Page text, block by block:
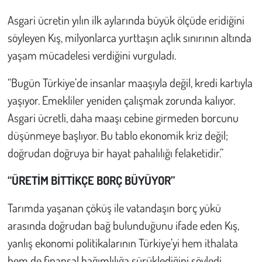
Asgari ücretin yılın ilk aylarında büyük ölçüde eridiğini
söyleyen Kış, milyonlarca yurttaşın açlık sınırının altında
yaşam mücadelesi verdiğini vurguladı.
“Bugün Türkiye’de insanlar maaşıyla değil, kredi kartıyla
yaşıyor. Emekliler yeniden çalışmak zorunda kalıyor.
Asgari ücretli, daha maaşı cebine girmeden borcunu
düşünmeye başlıyor. Bu tablo ekonomik kriz değil;
doğrudan doğruya bir hayat pahalılığı felaketidir.”
“ÜRETİM BİTTİKÇE BORÇ BÜYÜYOR”
Tarımda yaşanan çöküş ile vatandaşın borç yükü
arasında doğrudan bağ bulunduğunu ifade eden Kış,
yanlış ekonomi politikalarının Türkiye’yi hem ithalata